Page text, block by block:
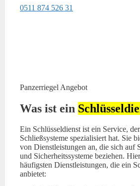
0511 874 526 31
Panzerriegel Angebot
Was ist ein
Ein Schlüsseldienst ist ein Service,
Schließsysteme spezialisiert hat. Sie
von Dienstleistungen an, die sich auf
und Sicherheitssysteme beziehen.
häufigsten Dienstleistungen, die ein
anbietet: